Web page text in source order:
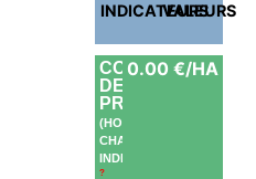
INDICATEURS
VALEURS
COÛT
DE
PRODUCTION
(HORS
CHARGES
INDIRECTES)
?
0.00 €/HA